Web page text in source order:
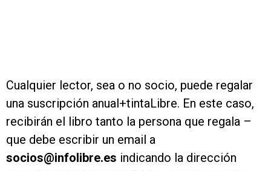
Cualquier lector, sea o no socio, puede regalar
una suscripción anual+tintaLibre. En este caso,
recibirán el libro tanto la persona que regala –
que debe escribir un email a
socios@infolibre.es indicando la dirección